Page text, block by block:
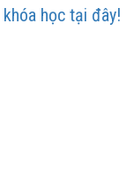
học tại đây!